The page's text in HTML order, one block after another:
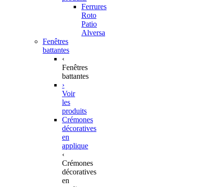
Ferrures
Roto
Patio
Alversa
Fenêtres
battantes
‹
Fenêtres
battantes
›
Voir
les
produits
Crémones
décoratives
en
applique
‹
Crémones
décoratives
en